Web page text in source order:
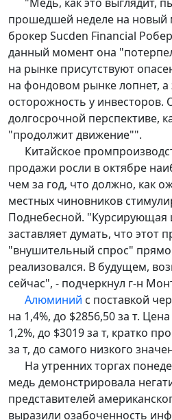
прошедшей неделе на новый
брокер Sucden Financial
данный момент она
на рынке присутствуют
на фондовом рынке лопнет, а
осторожность у инвесторов.
долгосрочной перспективе,
"продолжит движение"".
Китайское
продажи росли в октябре
чем за год, что должно, как
местных чиновников
Поднебесной. "Курсирующая
заставляет думать, что этот
"внушительный спрос" прямо
реализовался. В будущем,
сейчас", - подчеркнул г-н
Алюминий с поставкой
на 1,4%, до $2856,50 за т.
1,2%, до $3019 за т, кратко
за т, до самого низкого
На утренних торгах
медь демонстрировала
представителей
выразили озабоченность